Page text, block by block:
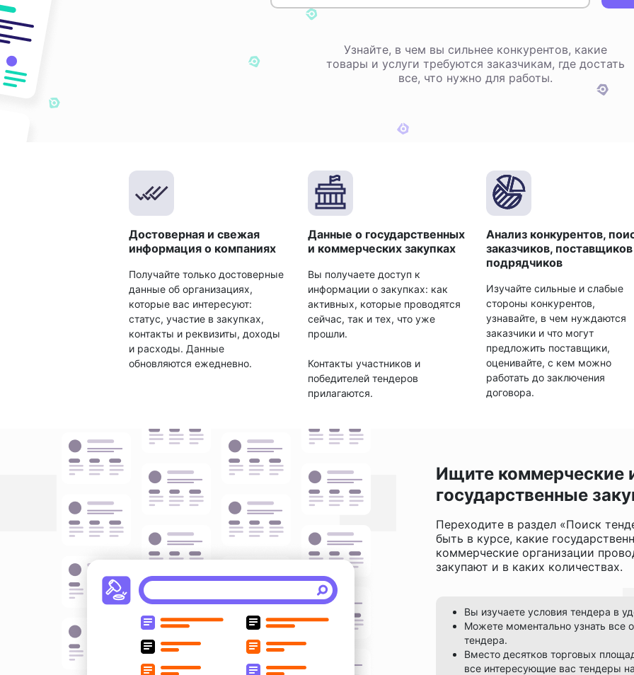
Узнайте, в чем вы сильнее конкурентов, какие
товары и услуги требуются заказчикам, где достать
все, что нужно для работы.
Достоверная и свежая
информация о компаниях
Получайте только достоверные
данные об организациях,
которые вас интересуют:
статус, участие в закупках,
контакты и реквизиты, доходы
и расходы. Данные
обновляются ежедневно.
Данные о государственных
и коммерческих закупках
Вы получаете доступ к
информации о закупках: как
активных, которые проводятся
сейчас, так и тех, что уже
прошли.
Контакты участников и
победителей тендеров
прилагаются.
Анализ конкурентов,
заказчиков,
подрядчиков
Изучайте сильные и слабые
стороны конкурентов,
узнавайте, в чем нуждаются
заказчики и что могут
предложить поставщики,
оценивайте, с кем можно
работать до заключения
договора.
Ищите коммерческие
государственные
Переходите в раздел «Поиск
быть в курсе, какие
коммерческие организации
закупают и в каких количествах.
Вы изучаете условия тендера в
Можете моментально узнать все
тендера.
Вместо десятков торговых
все интересующие вас тендеры